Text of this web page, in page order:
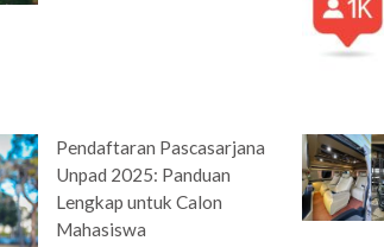
Pendaftaran Pascasarjana
Unpad 2025: Panduan
Lengkap untuk Calon
Mahasiswa